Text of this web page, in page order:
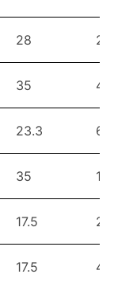
28 26
35 48
23.3 68
35 114
17.5
17.5